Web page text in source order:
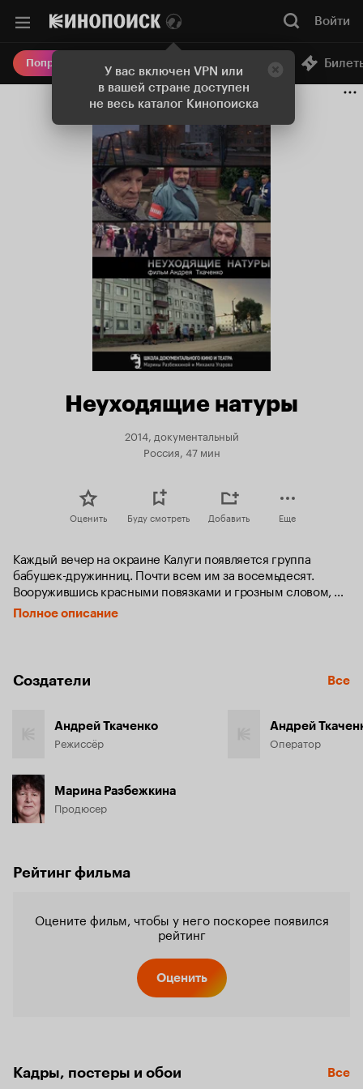
У вас включен VPN или
в вашей стране доступен
не весь каталог Кинопоиска
Войти
Попробовать Плюс Онлайн-кинотеатр
Неуходящие натуры
2014, документальный
Россия, 47 мин
Оценить Буду смотреть Добавить Еще
Каждый вечер на окраине Калуги появляется группа
бабушек-дружинниц. Почти всем им за восемьдесят.
Вооружившись красными повязками и грозным словом,
они выходят наводить порядок в своём районе. Местным
пьяницам выпивать во дворе стало гораздо сложнее.
Полное описание
Создатели Все
Андрей Ткаченко
Режиссёр
Марина Разбежкина
Продюсер
Андрей
Оператор
Рейтинг фильма
Оцените фильм, чтобы у него поскорее появился
рейтинг
Оценить
Кадры, постеры и обои Все